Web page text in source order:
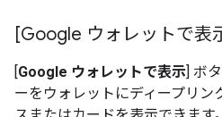
[Google ウォレットで表
[Google ウォレットで表示] ボ
ーをウォレットにディープリン